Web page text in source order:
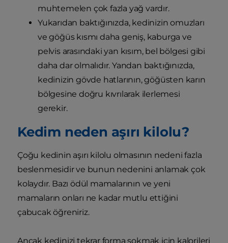
muhtemelen çok fazla yağ vardır.
Yukarıdan baktığınızda, kedinizin omuzları
ve göğüs kısmı daha geniş, kaburga ve
pelvis arasındaki yan kısım, bel bölgesi gibi
daha dar olmalıdır. Yandan baktığınızda,
kedinizin gövde hatlarının, göğüsten karın
bölgesine doğru kıvrılarak ilerlemesi
gerekir.
Kedim neden aşırı kilolu?
Çoğu kedinin aşırı kilolu olmasının nedeni fazla
beslenmesidir ve bunun nedenini anlamak çok
kolaydır. Bazı ödül mamalarının ve yeni
mamaların onları ne kadar mutlu ettiğini
çabucak öğreniriz.
Ancak kedinizi tekrar forma sokmak için kalorileri